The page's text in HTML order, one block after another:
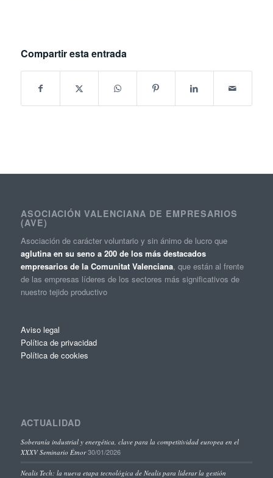
Compartir esta entrada
ASOCIACIÓN VALENCIANA DE EMPRESARIOS
(AVE)
Asociación de carácter voluntario y sin ánimo de lucro que
aglutina en su seno a 200 de los más destacados
empresarios de la Comunitat Valenciana, que están al frente
de las empresas líderes de los sectores más significativos de
nuestro tejido productivo
Aviso legal
Política de privacidad
Política de cookies
ACTUALIDAD
Soberanía industrial y energética, clave para la competitividad europea en el
XXXV Seminario Étnor 30/01/2026
Nealis Tech: la nueva etapa tecnológica de Nealis para liderar la gestión